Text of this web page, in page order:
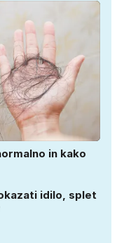
in kako
idilo, splet